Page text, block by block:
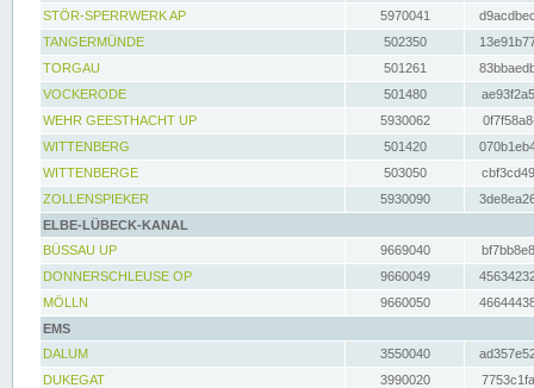
STÖR-SPERRWERK AP 5970041
TANGERMÜNDE
502350
TORGAU
501261
VOCKERODE
501480
WEHR GEESTHACHT UP
5930062
WITTENBERG
501420
WITTENBERGE
503050
ZOLLENSPIEKER
5930090
ELBE-LÜBECK-KANAL
BÜSSAU UP
9669040
DONNERSCHLEUSE OP
9660049
MÖLLN
9660050
EMS
DALUM
3550040
DUKEGAT
3990020